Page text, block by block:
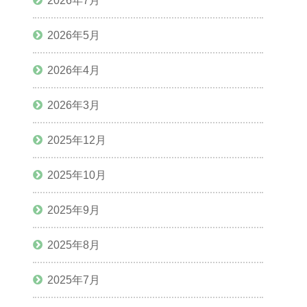
2026年5月
2026年4月
2026年3月
2025年12月
2025年10月
2025年9月
2025年8月
2025年7月